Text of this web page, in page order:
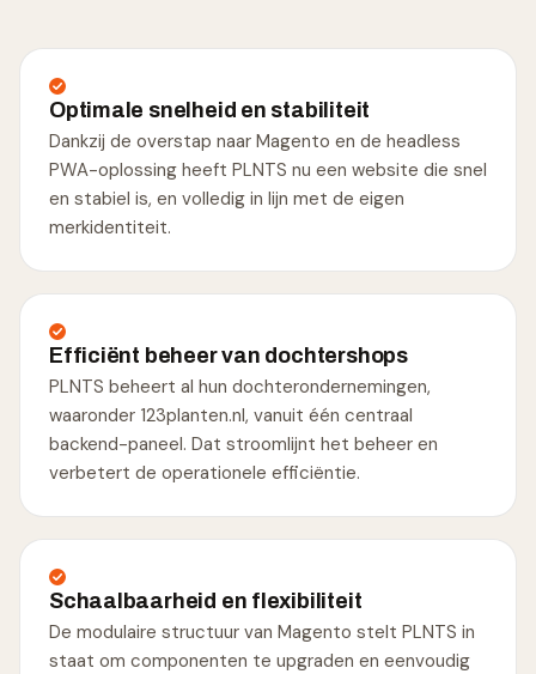
Optimale snelheid en stabiliteit
Dankzij de overstap naar Magento en de headless
PWA-oplossing heeft PLNTS nu een website die snel
en stabiel is, en volledig in lijn met de eigen
merkidentiteit.
Efficiënt beheer van dochtershops
PLNTS beheert al hun dochterondernemingen,
waaronder 123planten.nl, vanuit één centraal
backend-paneel. Dat stroomlijnt het beheer en
verbetert de operationele efficiëntie.
Schaalbaarheid en flexibiliteit
De modulaire structuur van Magento stelt PLNTS in
staat om componenten te upgraden en eenvoudig